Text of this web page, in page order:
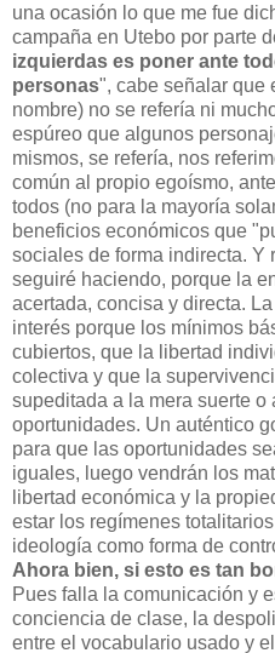
una ocasión lo que me fue
campaña en Utebo por parte
izquierdas es poner ante
personas", cabe señalar que
nombre) no se refería ni
espúreo que algunos
mismos, se refería, nos
común al propio egoísmo,
todos (no para la mayoría
beneficios económicos que
sociales de forma indirecta. Y
seguiré haciendo, porque la
acertada, concisa y directa.
interés porque los mínimos
cubiertos, que la libertad indivi
colectiva y que la supervi
supeditada a la mera suerte o
oportunidades. Un auténtico
para que las oportunidades
iguales, luego vendrán los
libertad económica y la
estar los regímenes
ideología como forma de
A hora bien, si esto es tan
Pues falla la comunicación y
conciencia de clase, la
entre el vocabu lario usado y